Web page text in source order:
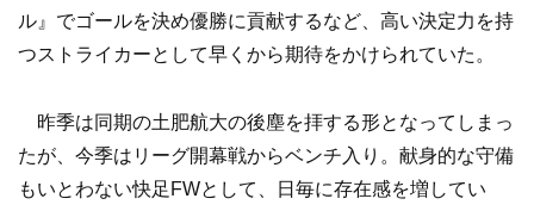
ル』でゴールを決め優勝に貢献するなど、高い決定力を持
つストライカーとして早くから期待をかけられていた。
昨季は同期の土肥航大の後塵を拝する形となってしまっ
たが、今季はリーグ開幕戦からベンチ入り。献身的な守備
もいとわない快足FWとして、日毎に存在感を増してい